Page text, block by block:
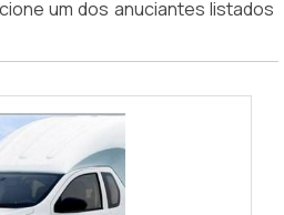
um dos anuciantes listados